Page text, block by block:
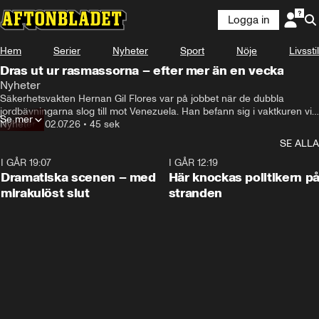
Logga in
Hem Serier Nyheter Sport Nöje Livsstil
Dras ut ur rasmassorna – efter mer än en vecka
Nyheter
Säkerhetsvakten Hernan Gil Flores var på jobbet när de dubbla
jordbävningarna slog till mot Venezuela. Han befann sig i vaktkuren vid
garaget när hela sjuvåningshuset kollapsade över honom.
Han klarade sig mirakulöst oskadd, men kunde inte komma loss. Han
kontaktade sin fru och räddningsoperationen började. Han har fått
vatten, men man har inte kunnat få loss honom – förrän nu.
Nyheter• 02.07.26 • 45 sek
Se mer
SE ALLA
I GÅR 19:07
Dramatiska scenen – med
mirakulöst slut
I GÅR 12:19
Här knockas politikern på
stranden